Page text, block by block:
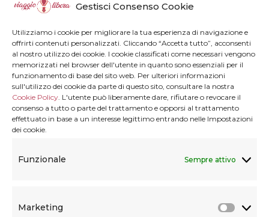
Gestisci Consenso Cookie
Utilizziamo i cookie per migliorare la tua esperienza di navigazione e
offrirti contenuti personalizzati. Cliccando “Accetta tutto”, acconsenti
al nostro utilizzo dei cookie. I cookie classificati come necessari vengono
memorizzati nel browser dell'utente in quanto sono essenziali per il
funzionamento di base del sito web. Per ulteriori informazioni
sull'utilizzo dei cookie da parte di questo sito, consultare la nostra
Cookie Policy. L'utente può liberamente dare, rifiutare o revocare il
consenso a tutto o parte del trattamento e opporsi al trattamento
effettuato in base a un interesse legittimo entrando nelle Impostazioni
dei cookie.
Funzionale Sempre attivo
Marketing
testata giornalistica in quanto viene aggiornato
senza alcuna periodicità . Non può pertanto
considerarsi un prodotto editoriale ai sensi della
legge n° 62 del 7.03.2001.Disclaimer
Cookie Policy (UE)